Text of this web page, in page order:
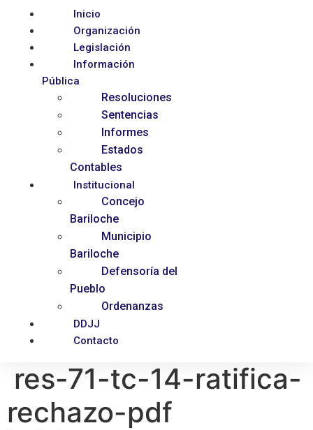
Inicio
Organización
Legislación
Información
Pública
Resoluciones
Sentencias
Informes
Estados
Contables
Institucional
Concejo
Bariloche
Municipio
Bariloche
Defensoría del
Pueblo
Ordenanzas
DDJJ
Contacto
res-71-tc-14-ratifica-
rechazo-pdf